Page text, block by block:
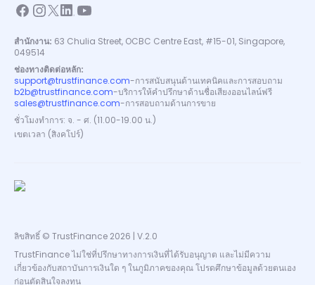
สำนักงาน: 63 Chulia Street, OCBC Centre East, #15-01, Singapore,
049514
ช่องทางติดต่อหลัก:
support@trustfinance.com-การสนับสนุนด้านเทคนิคและการสอบถาม
b2b@trustfinance.com-บริการให้คำปรึกษาด้านชื่อเสียงออนไลน์ฟรี
sales@trustfinance.com-การสอบถามด้านการขาย
ชั่วโมงทำการ: จ. - ศ. (11.00-19.00 น.)
เขตเวลา (สิงคโปร์)
ลิขสิทธิ์ © TrustFinance 2026 | V.2.0
TrustFinance ไม่ใช่ที่ปรึกษาทางการเงินที่ได้รับอนุญาต และไม่มีความ
เกี่ยวข้องกับสถาบันการเงินใด ๆ ในภูมิภาคของคุณ โปรดศึกษาข้อมูลด้วยตนเอง
ก่อนตัดสินใจลงทุน